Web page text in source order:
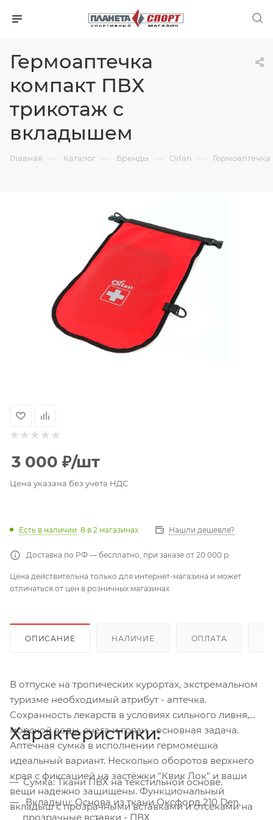
Гермоаптечка
компакт ПВХ
трикотаж с
вкладышем
Главная — Каталог — Бренды — Orlan —
3 000 ₽/шт
Цена указана без учета НДС
Есть в наличии: 8 в 2 магазинах Нашли дешевле?
Доставка по РФ — бесплатно, при заказе от 20 000 р.
Цена действительна только для интернет-магазина и может
отличаться от цен в розничных магазинах
ОПИСАНИЕ НАЛИЧИЕ ОПЛАТА
В отпуске на тропических курортах, экстремальном
туризме необходимый атрибут - аптечка.
Сохранность лекарств в условиях сильного ливня,
морской воды, снега и грязи - основная задача.
Аптечная сумка в исполнении гермомешка
идеальный вариант. Несколько оборотов верхнего
края с фиксацией на застёжки "Квик Лок" и ваши
вещи надёжно защищены. Функциональный
вкладыш с прозрачными вставками и отсеками на
Характеристики:
Сумка: Ткани ПВХ на текстильной основе.
Вкладыш: Основа из ткани Оксфорд 210 Den,
прозрачные вставки - ПВХ